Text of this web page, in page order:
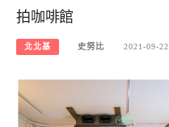
拍咖啡館
北北基 史努比 2021-09-22